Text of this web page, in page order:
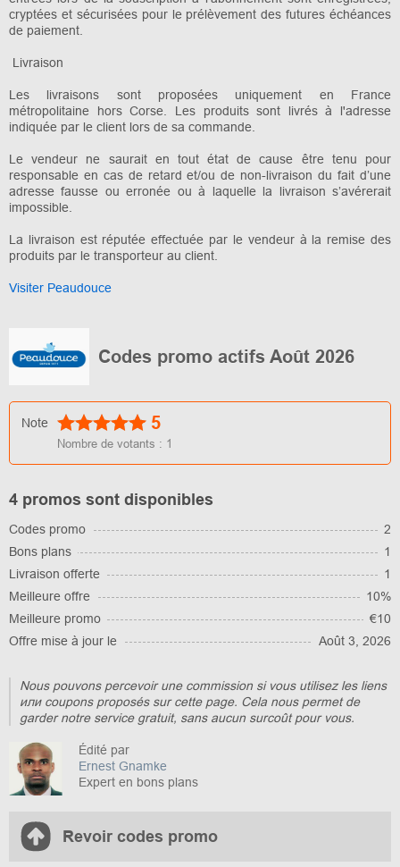
cryptées et sécurisées pour le prélèvement des futures échéances
de paiement.
Livraison
Les livraisons sont proposées uniquement en France
métropolitaine hors Corse. Les produits sont livrés à l'adresse
indiquée par le client lors de sa commande.
Le vendeur ne saurait en tout état de cause être tenu pour
responsable en cas de retard et/ou de non-livraison du fait d’une
adresse fausse ou erronée ou à laquelle la livraison s’avérerait
impossible.
La livraison est réputée effectuée par le vendeur à la remise des
produits par le transporteur au client.
Visiter Peaudouce
Codes promo actifs Août 2026
Note 5
Nombre de votants : 1
4 promos sont disponibles
Codes promo
2
Bons plans
1
Livraison offerte
1
Meilleure offre
10%
Meilleure promo
€10
Offre mise à jour le
Août 3, 2026
Nous pouvons percevoir une commission si vous utilisez les liens
или coupons proposés sur cette page. Cela nous permet de
garder notre service gratuit, sans aucun surcoût pour vous.
Édité par
Ernest Gnamke
Expert en bons plans
Revoir codes promo